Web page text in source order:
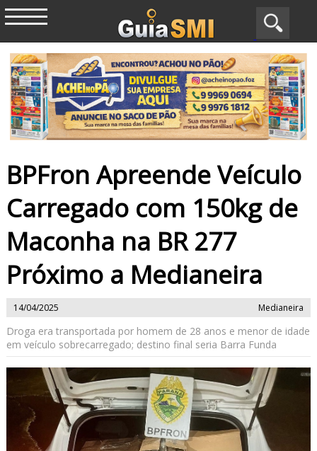
BPFron Apreende Veículo
Carregado com 150kg de
Maconha na BR 277
Próximo a Medianeira
14/04/2025 Medianeira
Droga era transportada por homem de 28 anos e menor de idade
em veículo sobrecarregado; destino final seria Barra Funda